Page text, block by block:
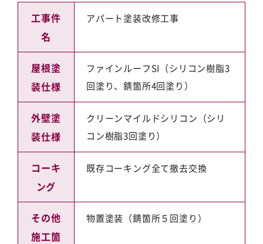
工事件
名
アパート塗装改修工事
屋根塗
装仕様
ファインルーフSI（シリコン樹脂3
回塗り、錆箇所4回塗り）
外壁塗
装仕様
クリーンマイルドシリコン（シリ
コン樹脂3回塗り）
コーキ
ング
既存コーキング全て撤去交換
その他
施工箇
物置塗装（錆箇所５回塗り）